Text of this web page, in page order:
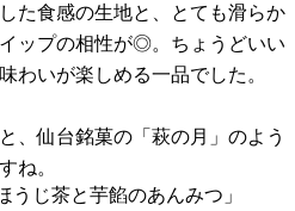
た食感の生地と、とても滑らか
ップの相性が◎。ちょうどいい
わいが楽しめる一品でした。
、仙台銘菓の「萩の月」のよう
ね。
うじ茶と芋餡のあんみつ」